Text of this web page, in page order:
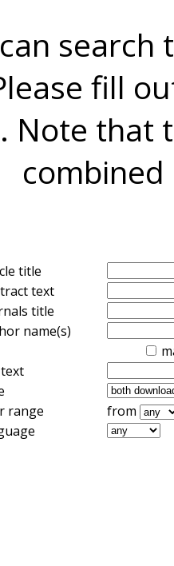
search
fill
Note that
combined
title
text
title
name(s)
range
from